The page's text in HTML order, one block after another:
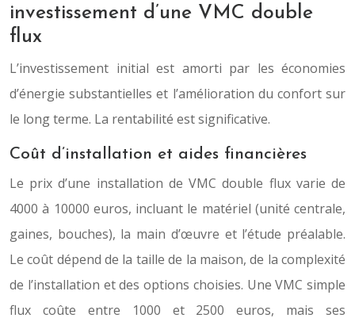
investissement d’une VMC double
flux
L’investissement initial est amorti par les économies
d’énergie substantielles et l’amélioration du confort sur
le long terme. La rentabilité est significative.
Coût d’installation et aides financières
Le prix d’une installation de VMC double flux varie de
4000 à 10000 euros, incluant le matériel (unité centrale,
gaines, bouches), la main d’œuvre et l’étude préalable.
Le coût dépend de la taille de la maison, de la complexité
de l’installation et des options choisies. Une VMC simple
flux coûte entre 1000 et 2500 euros, mais ses